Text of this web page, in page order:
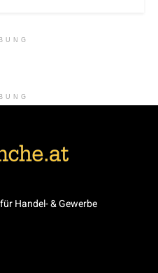
Handel- & Gewerbe